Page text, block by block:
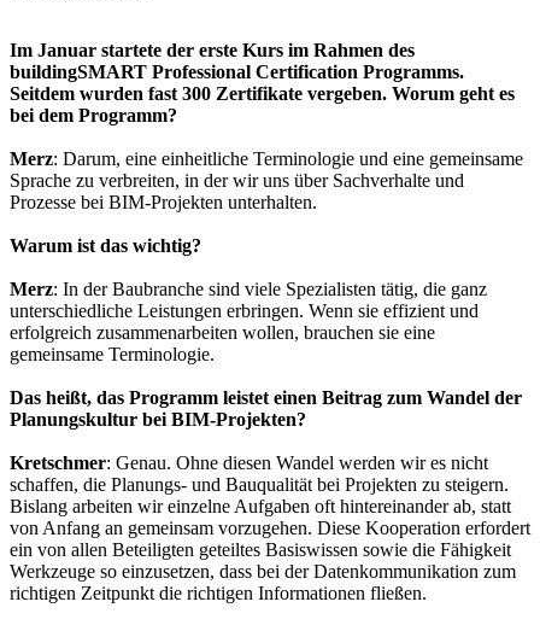
Im Januar startete der erste Kurs im Rahmen des
buildingSMART Professional Certification Programms.
Seitdem wurden fast 300 Zertifikate vergeben. Worum geht es
bei dem Programm?
Merz: Darum, eine einheitliche Terminologie und eine gemeinsame
Sprache zu verbreiten, in der wir uns über Sachverhalte und
Prozesse bei BIM-Projekten unterhalten.
Warum ist das wichtig?
Merz: In der Baubranche sind viele Spezialisten tätig, die ganz
unterschiedliche Leistungen erbringen. Wenn sie effizient und
erfolgreich zusammenarbeiten wollen, brauchen sie eine
gemeinsame Terminologie.
Das heißt, das Programm leistet einen Beitrag zum Wandel der
Planungskultur bei BIM-Projekten?
Kretschmer: Genau. Ohne diesen Wandel werden wir es nicht
schaffen, die Planungs- und Bauqualität bei Projekten zu steigern.
Bislang arbeiten wir einzelne Aufgaben oft hintereinander ab, statt
von Anfang an gemeinsam vorzugehen. Diese Kooperation erfordert
ein von allen Beteiligten geteiltes Basiswissen sowie die Fähigkeit
Werkzeuge so einzusetzen, dass bei der Datenkommunikation zum
richtigen Zeitpunkt die richtigen Informationen fließen.